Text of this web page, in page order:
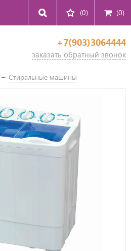
(0) (0)
+7(903)3064444
заказать обратный звонок
Стиральные машины